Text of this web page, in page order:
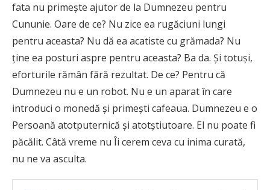
fata nu primește ajutor de la Dumnezeu pentru
Cununie. Oare de ce? Nu zice ea rugăciuni lungi
pentru aceasta? Nu dă ea acatiste cu grămada? Nu
ține ea posturi aspre pentru aceasta? Ba da. Și totuși,
eforturile rămân fără rezultat. De ce? Pentru că
Dumnezeu nu e un robot. Nu e un aparat în care
introduci o monedă și primești cafeaua. Dumnezeu e o
Persoană atotputernică și atotștiutoare. El nu poate fi
păcălit. Câtă vreme nu Îi cerem ceva cu inima curată,
nu ne va asculta.